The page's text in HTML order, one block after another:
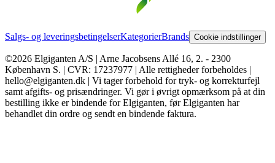
Salgs- og leveringsbetingelserKategorierBrands Cookie indstillinger
©2026 Elgiganten A/S | Arne Jacobsens Allé 16, 2. - 2300
København S. | CVR: 17237977 | Alle rettigheder forbeholdes |
hello@elgiganten.dk | Vi tager forbehold for tryk- og korrekturfejl
samt afgifts- og prisændringer. Vi gør i øvrigt opmærksom på at din
bestilling ikke er bindende for Elgiganten, før Elgiganten har
behandlet din ordre og sendt en bindende faktura.